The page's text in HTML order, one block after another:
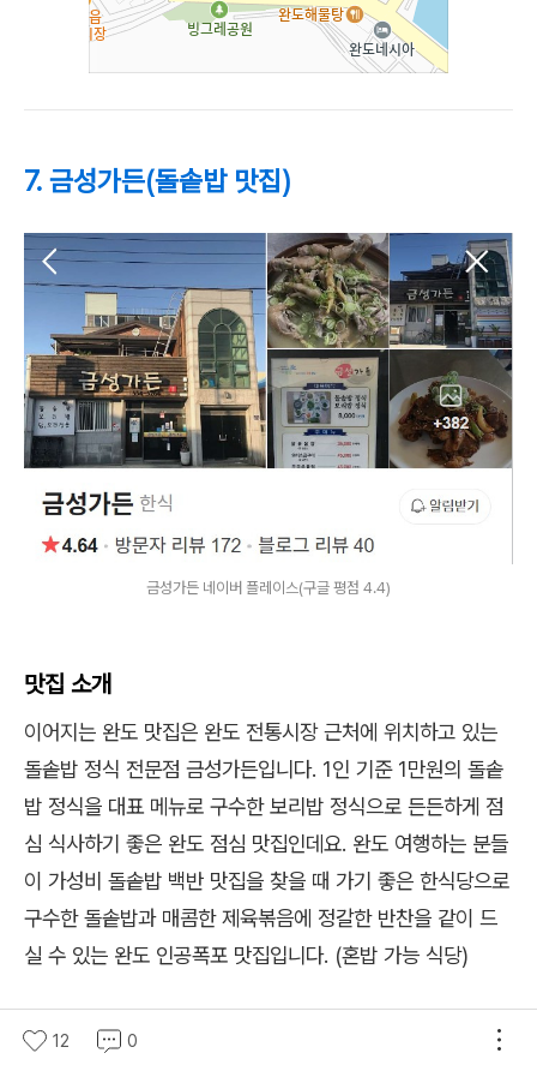
7. 금성가든(돌솥밥 맛집)
금성가든 네이버 플레이스(구글 평점 4.4)
맛집 소개
이어지는 완도 맛집은 완도 전통시장 근처에 위치하고 있는
돌솥밥 정식 전문점 금성가든입니다. 1인 기준 1만원의 돌솥
밥 정식을 대표 메뉴로 구수한 보리밥 정식으로 든든하게 점
심 식사하기 좋은 완도 점심 맛집인데요. 완도 여행하는 분들
이 가성비 돌솥밥 백반 맛집을 찾을 때 가기 좋은 한식당으로
구수한 돌솥밥과 매콤한 제육볶음에 정갈한 반찬을 같이 드
실 수 있는 완도 인공폭포 맛집입니다. (혼밥 가능 식당)
메뉴 소개
12 0